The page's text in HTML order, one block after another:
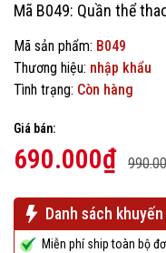
Mã B049: Quần thể
Mã sản phẩm: B049
Thương hiệu: nhập khẩu
Tình trạng: Còn hàng
Giá bán:
690.000₫
Danh sách khuyến
Miễn phí ship toàn bộ